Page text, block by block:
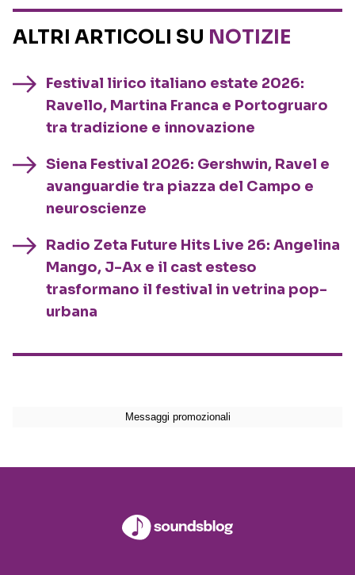
ALTRI ARTICOLI SU NOTIZIE
Festival lirico italiano estate 2026:
Ravello, Martina Franca e Portogruaro
tra tradizione e innovazione
Siena Festival 2026: Gershwin, Ravel e
avanguardie tra piazza del Campo e
neuroscienze
Radio Zeta Future Hits Live 26: Angelina
Mango, J-Ax e il cast esteso
trasformano il festival in vetrina pop-
urbana